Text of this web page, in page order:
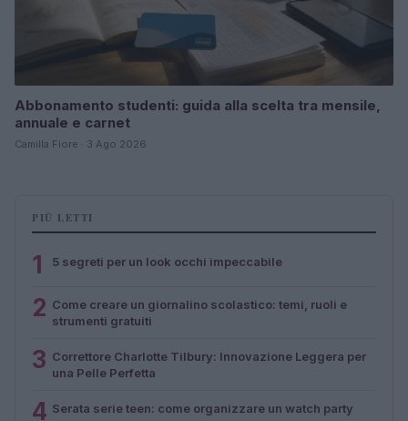
Abbonamento studenti: guida alla scelta tra mensile,
annuale e carnet
Camilla Fiore · 3 Ago 2026
PIÙ LETTI
1 5 segreti per un look occhi impeccabile
2 Come creare un giornalino scolastico: temi, ruoli e
strumenti gratuiti
3 Correttore Charlotte Tilbury: Innovazione Leggera per
una Pelle Perfetta
4 Serata serie teen: come organizzare un watch party